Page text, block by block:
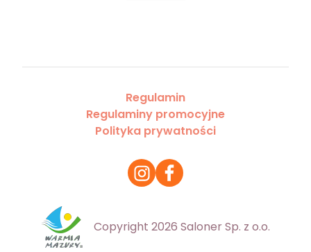
Regulamin
Regulaminy promocyjne
Polityka prywatności
Copyright 2026 Saloner Sp. z o.o.